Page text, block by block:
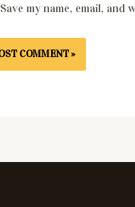
Save my name, email,